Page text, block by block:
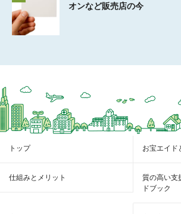
オンなど販売店の今
トップ お宝エイド
仕組みとメリット
質の高い支
ドブック